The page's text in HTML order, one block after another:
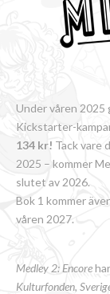
Under våren
Kickstarter-
134 kr! Tack vare
2025 – kommer
slutet av 2026.
Bok 1 kommer
våren 2027.
Medley 2: Encore
Kulturfonden,